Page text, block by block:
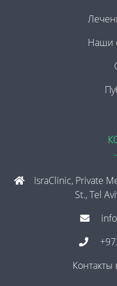
Наши
IsraClinic, Private
St., Tel
Контакты